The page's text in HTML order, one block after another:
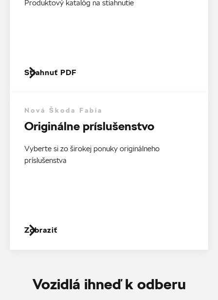
Produktový katalóg na stiahnutie
Stiahnuť PDF
Nová Škoda Fabia
Originálne príslušenstvo
Vyberte si zo širokej ponuky originálneho
príslušenstva
Zobraziť
Vozidlá ihneď k odberu